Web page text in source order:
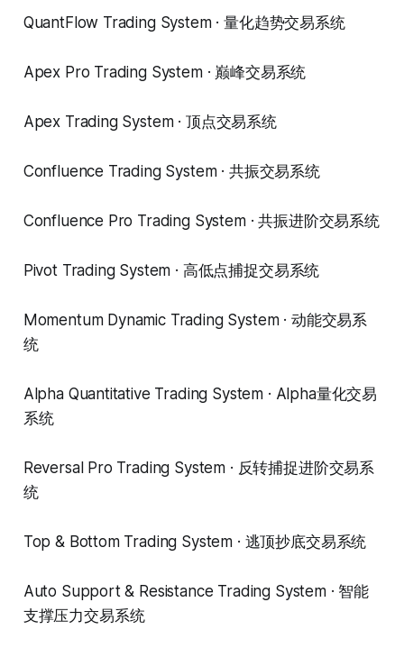
QuantFlow Trading System · 量化趋势交易系统
Apex Pro Trading System · 巅峰交易系统
Apex Trading System · 顶点交易系统
Confluence Trading System · 共振交易系统
Confluence Pro Trading System · 共振进阶交易系统
Pivot Trading System · 高低点捕捉交易系统
Momentum Dynamic Trading System · 动能交易系
统
Alpha Quantitative Trading System · Alpha量化交易
系统
Reversal Pro Trading System · 反转捕捉进阶交易系
统
Top & Bottom Trading System · 逃顶抄底交易系统
Auto Support & Resistance Trading System · 智能
支撑压力交易系统